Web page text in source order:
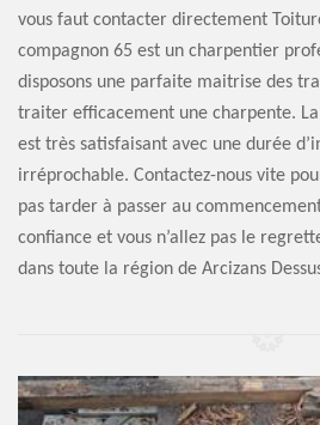
vous faut contacter directement
compagnon 65 est un charpentier
disposons une parfaite maitrise des
traiter efficacement une charpente.
est très satisfaisant avec une durée
irréprochable. Contactez-nous vite
pas tarder à passer au
confiance et vous n’allez pas le
dans toute la région de Arcizans